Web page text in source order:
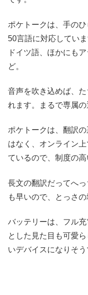
ポケトークは、手の
50言語に対応してい
ドイツ語、ほかにも
ど。
音声を吹き込めば、
れます。まるで専属
ポケトークは、翻訳
はなく、オンライン
ているので、制度の高
長文の翻訳だってへ
も早いので、とっさ
バッテリーは、フル
とした見た目も可愛
いデバイスになりそう